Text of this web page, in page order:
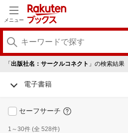
メニュー
「 出版社名：サークルコネクト 」の検索結果
電子書籍
セーフサーチ
1～30件 (全 528件)